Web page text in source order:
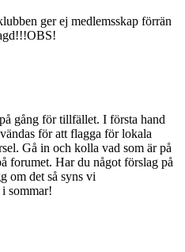
ger ej medlemsskap förrän
gång för tillfället. I första hand
för att flagga för lokala
Gå in och kolla vad som är på
forumet. Har du något förslag på
om det så syns vi
sommar!